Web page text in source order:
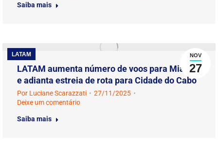
Saiba mais
NOV
27
LATAM
LATAM aumenta número de voos para Miami
e adianta estreia de rota para Cidade do Cabo
Por Luciane Scarazzati
27/11/2025
Deixe um comentário
Saiba mais